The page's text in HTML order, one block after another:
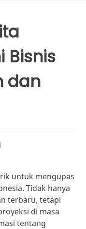
Bisnis
dan
untuk mengupas
Tidak hanya
terbaru, tetapi
di masa
tentang